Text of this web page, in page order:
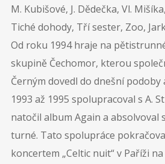
M. Kubišové, J. Dědečka, Vl.
Tiché dohody, Tří sester, Zoo,
Od roku 1994 hraje na
skupině Čechomor, kterou
Černým dovedl do dnešní podoby
1993 až 1995 spolupracoval s A.
natočil album Again a absolvoval
turné. Tato spolupráce
koncertem „Celtic nuit“ v Paříži